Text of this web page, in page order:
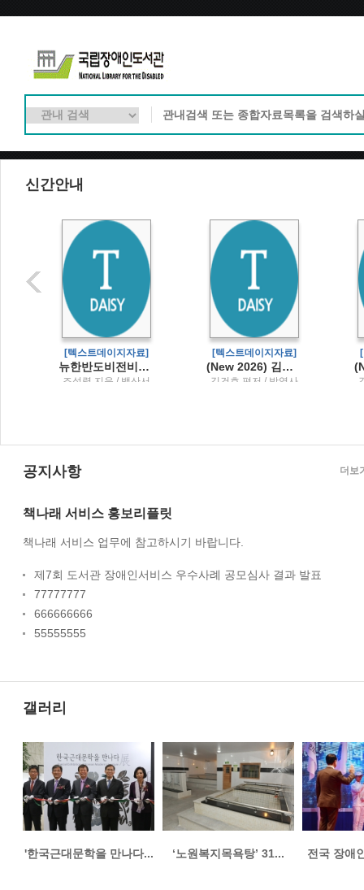
신간안내
[텍스트데이지자료]
뉴한반도비전비핵·평화와 통일의 길
조성렬 지음 / 백산서
[텍스트데이지자료]
(New 2026) 김건호 헌법최근 10년 단원별 기출문제집3
김건호 편저 / 박영사
공지사항
책나래 서비스 홍보리플릿
책나래 서비스 업무에 참고하시기 바랍니다.
제7회 도서관 장애인서비스 우수사례 공모심사 결과 발표
77777777
666666666
55555555
더보
갤러리
'한국근대문학을 만나다... ‘노원복지목욕탕’ 31... 전국 장애